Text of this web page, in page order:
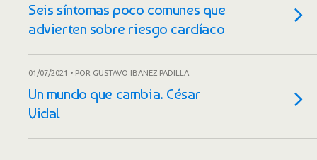
Seis síntomas poco comunes que
advierten sobre riesgo cardíaco
01/07/2021 • POR GUSTAVO IBAÑEZ PADILLA
Un mundo que cambia. César
Vidal